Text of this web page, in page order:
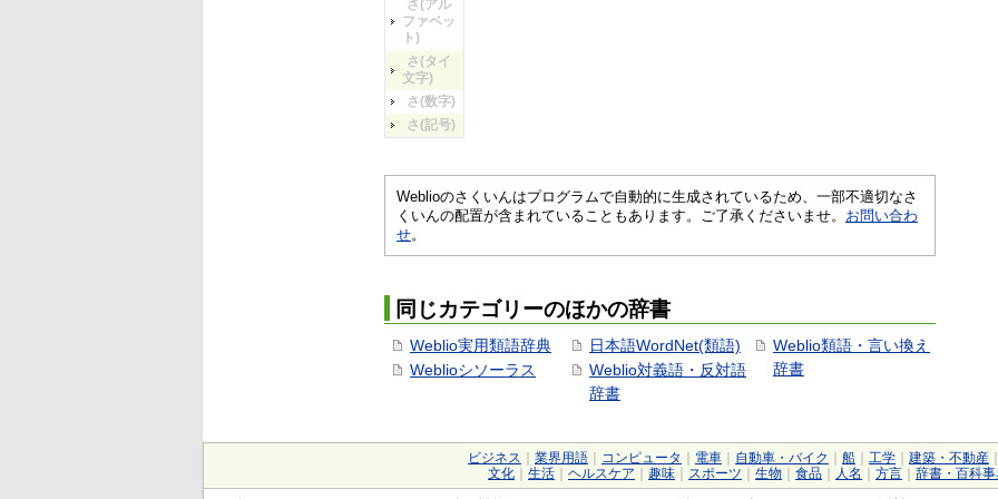
さ(アル
ファベッ
ト)
さ(タイ
文字)
さ(数字)
さ(記号)
Weblioのさくいんはプログラムで自動的に生成されているため、一部不適切なさ
くいんの配置が含まれていることもあります。ご了承くださいませ。 お問い合わ
せ。
同じカテゴリーのほかの辞書
Weblio実用類語辞典
Weblioシソーラス
日本語WordNet(類語)
Weblio対義語・反対語
辞書
Weblio類語・言い換え
辞書
ビジネス 業界用語 コンピュータ 電車 自動車・バイク 船 工学 建築・不動産
文化
生活 ヘルスケア 趣味 スポーツ 生物 食品 人名 方言 辞書・百科事